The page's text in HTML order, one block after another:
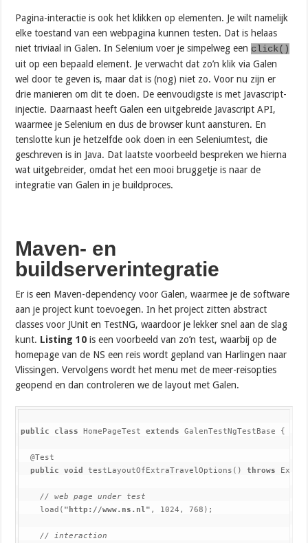
Pagina-interactie is ook het klikken op elementen. Je wilt namelijk
elke toestand van een webpagina kunnen testen. Dat is helaas
niet triviaal in Galen. In Selenium voer je simpelweg een click()
uit op een bepaald element. Je verwacht dat zo’n klik via Galen
wel door te geven is, maar dat is (nog) niet zo. Voor nu zijn er
drie manieren om dit te doen. De eenvoudigste is met Javascript-
injectie. Daarnaast heeft Galen een uitgebreide Javascript API,
waarmee je Selenium en dus de browser kunt aansturen. En
tenslotte kun je hetzelfde ook doen in een Seleniumtest, die
geschreven is in Java. Dat laatste voorbeeld bespreken we hierna
wat uitgebreider, omdat het een mooi bruggetje is naar de
integratie van Galen in je buildproces.
Maven- en
buildserverintegratie
Er is een Maven-dependency voor Galen, waarmee je de software
aan je project kunt toevoegen. In het project zitten abstract
classes voor JUnit en TestNG, waardoor je lekker snel aan de slag
kunt. Listing 10 is een voorbeeld van zo’n test, waarbij op de
homepage van de NS een reis wordt gepland van Harlingen naar
Vlissingen. Vervolgens wordt het menu met de meer-reisopties
geopend en dan controleren we de layout met Galen.
public class HomePageTest extends GalenTestNgTestBase {
  @Test
public void testLayoutOfExtraTravelOptions() throws
// web page under test
    load(
"http://www.ns.nl" , 1024, 768);
// interaction